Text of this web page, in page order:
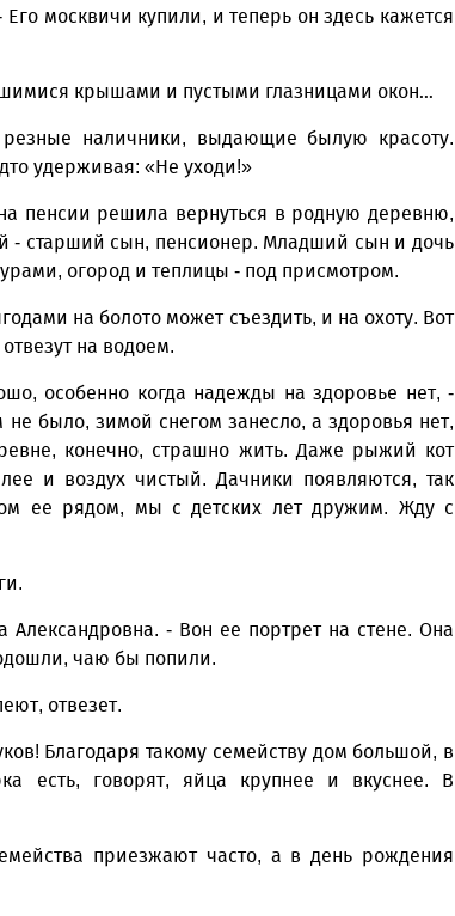
москвичи купили, и теперь он здесь кажется
крышами и пустыми глазницами окон…
наличники, выдающие былую красоту.
удерживая: «Не уходи!»
пенсии решила вернуться в родную деревню,
- старший сын, пенсионер. Младший сын и дочь
огород и теплицы - под присмотром.
на болото может съездить, и на охоту. Вот
на водоем.
особенно когда надежды на здоровье нет, -
было, зимой снегом занесло, а здоровья нет,
конечно, страшно жить. Даже рыжий кот
и воздух чистый. Дачники появляются, так
ее рядом, мы с детских лет дружим. Жду с
- Вон ее портрет на стене. Она
чаю бы попили.
отвезет.
Благодаря такому семейству дом большой, в
есть, говорят, яйца крупнее и вкуснее. В
приезжают часто, а в день рождения